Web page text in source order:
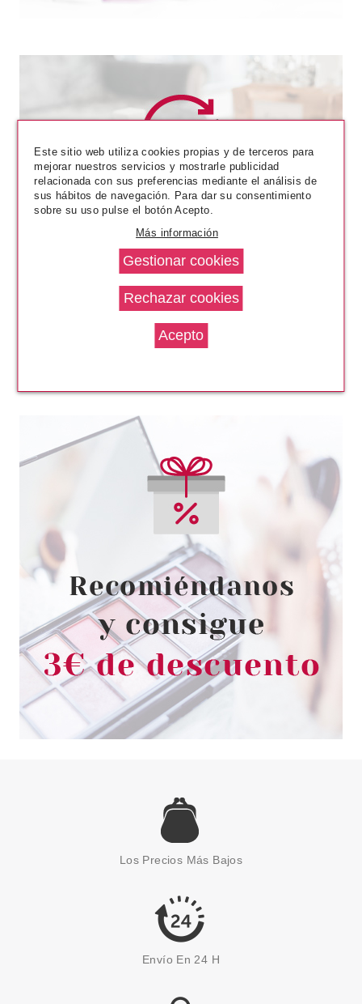
NINA RICCI
NINA RICCI NINA ROSE EDT 50
ML
Pvr 80.50€
-42%
desde
46.95€
NINA RICCI
NINA RICCI L´AIR DU TEMPS
SHOWER GEL 200 ML
Pvr 51.00€
-45%
desde
27.95€
NINA RICCI
NINA RICCI NINA ROSE EDT 30
ML
31.95€
Los Precios Más Bajos
Envío En 24 H
Este sitio web utiliza cookies propias y de terceros para
mejorar nuestros servicios y mostrarle publicidad
relacionada con sus preferencias mediante el análisis de
sus hábitos de navegación. Para dar su consentimiento
sobre su uso pulse el botón Acepto.
Más información